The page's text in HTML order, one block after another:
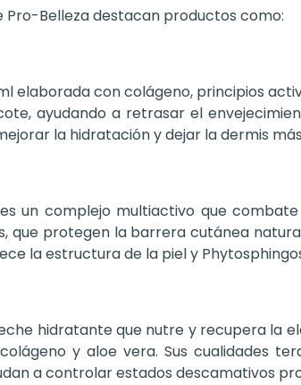
Pro-Belleza destacan productos como:
elaborada con colágeno, principios
ayudando a retrasar el
la hidratación y dejar la dermis
un complejo multiactivo que
que protegen la barrera cutánea
la estructura de la piel y
hidratante que nutre y recupera la
y aloe vera. Sus cualidades
a controlar estados descamativos